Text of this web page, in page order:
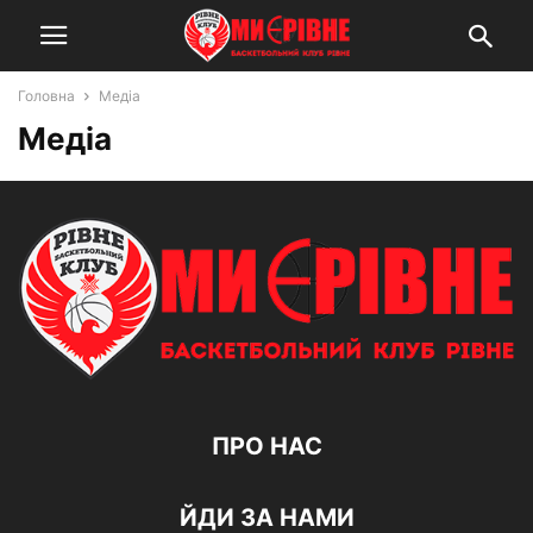
Головна Медіа
Медіа
ПРО НАС
ЙДИ ЗА НАМИ